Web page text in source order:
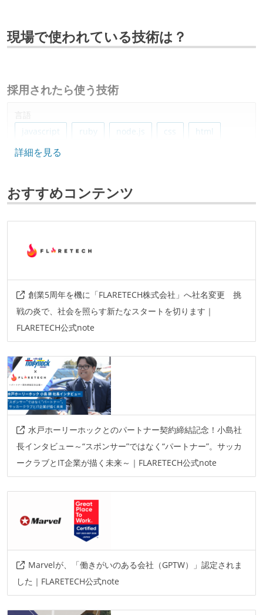
現場で使われている技術は？
採用されたら使う技術
言語
javascript
ruby node.js css
html
python
フレームワーク
mysql
ソースコード管理
git
github
情報共有ツール
slack
その他
firebase
amazon-web google-cloud-platform
詳細を見る
おすすめコンテンツ
創業5周年を機に「FLARETECH株式会社」へ社名変更 挑
戦の炎で、社会を照らす新たなスタートを切ります｜
FLARETECH公式note
水戸ホーリーホックとのパートナー契約締結記念！小島社
長インタビュー～“スポンサー”ではなく“パートナー”。サッカ
ークラブとIT企業が描く未来～｜FLARETECH公式note
Marvelが、「働きがいのある会社（GPTW）」認定されま
した｜FLARETECH公式note